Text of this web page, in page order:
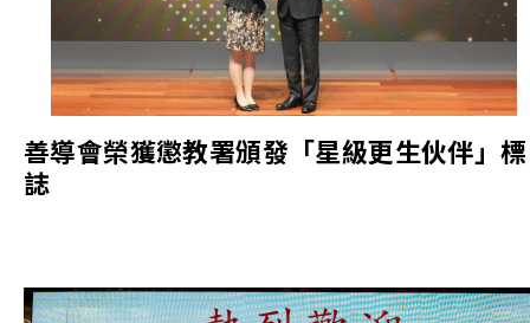
善導會榮獲懲教署頒發「星級更生伙伴」標
誌